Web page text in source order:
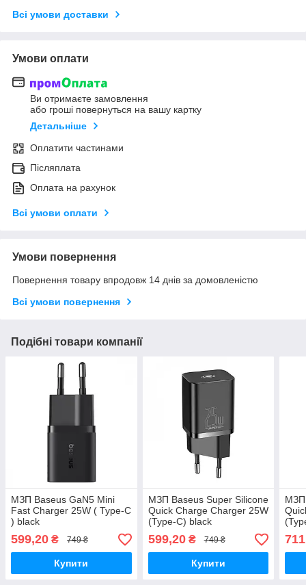
Всі умови доставки
Умови оплати
Ви отримаєте замовлення
або гроші повернуться на вашу картку
Детальніше
Оплатити частинами
Післяплата
Оплата на рахунок
Всі умови оплати
Умови повернення
Повернення товару впродовж 14 днів за домовленістю
Всі умови повернення
Подібні товари компанії
МЗП Baseus GaN5 Mini
Fast Charger 25W ( Type-C
) black
599,20 ₴ 749 ₴
Купити
МЗП Baseus Super Silicone
Quick Charge Charger 25W
(Type-C) black
599,20₴ 749 ₴
Купити
МЗП